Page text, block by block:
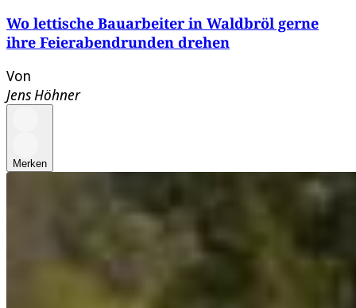
Wo lettische Bauarbeiter in Waldbröl gerne
ihre Feierabendrunden drehen
Von
Jens Höhner
Merken